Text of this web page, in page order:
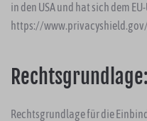
in den USA und hat sich dem
https://
Rechtsgrundlage:
Rechtsgrundlage für die